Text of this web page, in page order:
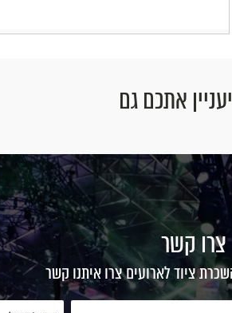
אתכם גם
צרו קשר
ציוד לארועים צרו איתנו קשר